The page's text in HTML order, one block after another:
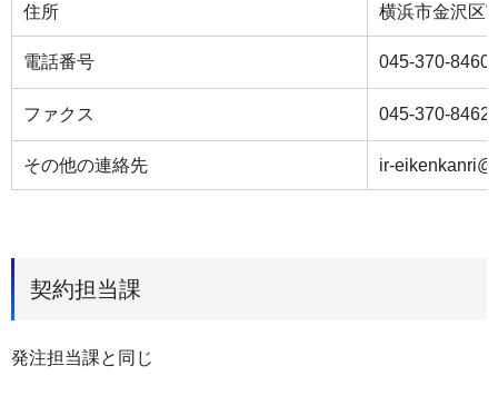
住所 横浜市⾦沢区
電話番号 045-370-8460
ファクス 045-370-8462
その他の連絡先 ir-
契約担当課
発注担当課と同じ